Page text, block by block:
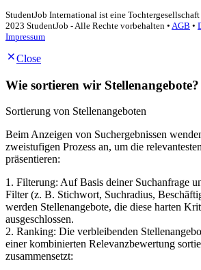
StudentJob International ist eine
2023 StudentJob - Alle Rechte vorbehalten • AGB •
Impressum
Close
Wie sortieren wir Stellenangebote?
Sortierung von Stellenangeboten
Beim Anzeigen von Suchergebnissen
zweistufigen Prozess an, um die
präsentieren:
1. Filterung: Auf Basis deiner Suchanfrage
Filter (z. B. Stichwort, Suchradius,
werden Stellenangebote, die diese harten
ausgeschlossen.
2. Ranking: Die verbleibenden
einer kombinierten Relevanzbewertung
zusammensetzt: